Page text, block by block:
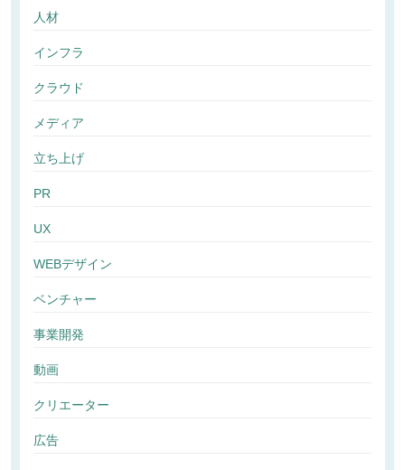
人材
インフラ
クラウド
メディア
立ち上げ
PR
UX
WEBデザイン
ベンチャー
事業開発
動画
クリエーター
広告